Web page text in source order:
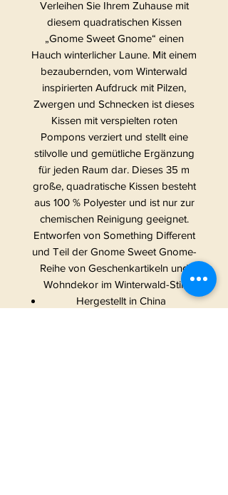
Verleihen Sie Ihrem Zuhause mit
diesem quadratischen Kissen
„Gnome Sweet Gnome“ einen
Hauch winterlicher Laune. Mit einem
bezaubernden, vom Winterwald
inspirierten Aufdruck mit Pilzen,
Zwergen und Schnecken ist dieses
Kissen mit verspielten roten
Pompons verziert und stellt eine
stilvolle und gemütliche Ergänzung
für jeden Raum dar. Dieses 35 m
große, quadratische Kissen besteht
aus 100 % Polyester und ist nur zur
chemischen Reinigung geeignet.
Entworfen von Something Different
und Teil der Gnome Sweet Gnome-
Reihe von Geschenkartikeln und
Wohndekor im Winterwald-Stil.
Hergestellt in China